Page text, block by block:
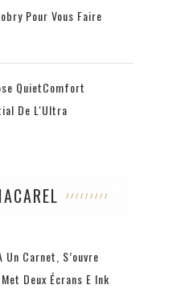
Pour Vous Faire
QuietComfort
De L'Ultra
Un Carnet, S’ouvre
Deux Écrans E Ink